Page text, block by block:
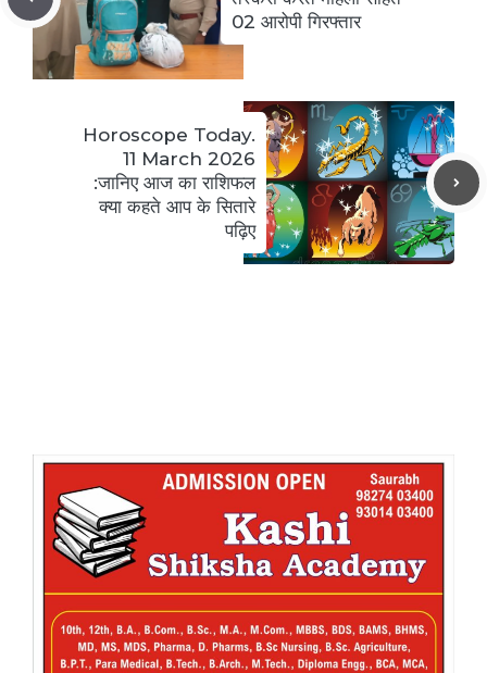
02 आरोपी गिरफ्तार
Horoscope Today.
11 March 2026
:जानिए आज का राशिफल
क्या कहते आप के सितारे
पढ़िए